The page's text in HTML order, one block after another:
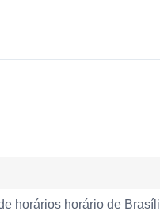
horários horário de